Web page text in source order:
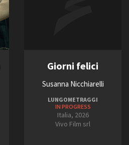
Giorni felici
Susanna Nicchiarelli
LUNGOMETRAGGI
IN PROGRESS
Italia, 2026
Vivo Film srl